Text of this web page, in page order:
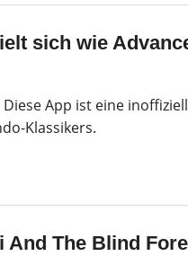
sich wie
App ist eine
Klassikers.
And The Blind